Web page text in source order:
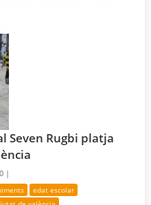
Seven Rugbi platja
|
edat escolar